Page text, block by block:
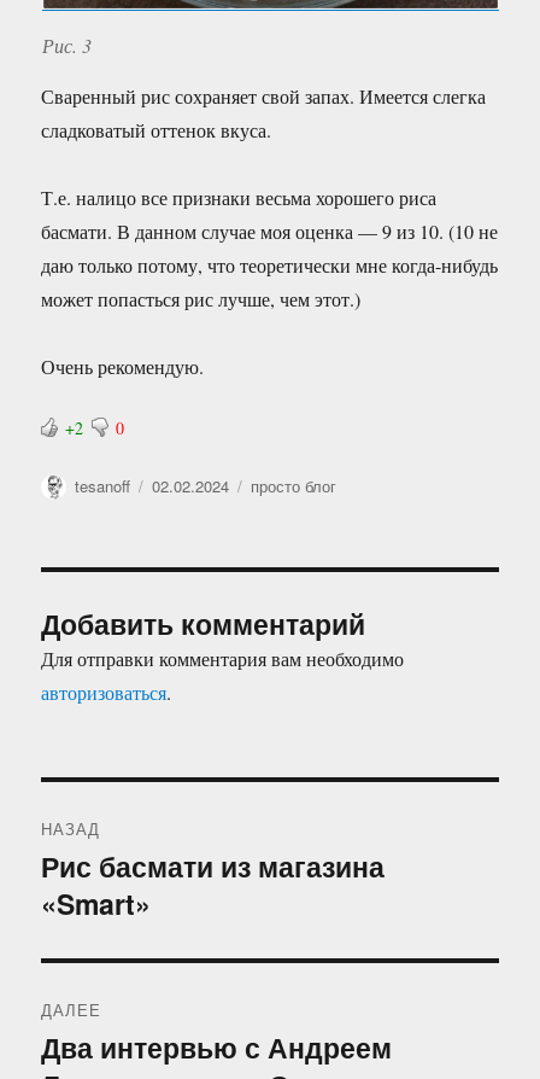
Рис. 3
Сваренный рис сохраняет свой запах. Имеется слегка
сладковатый оттенок вкуса.
Т.е. налицо все признаки весьма хорошего риса
басмати. В данном случае моя оценка — 9 из 10. (10 не
даю только потому, что теоретически мне когда-нибудь
может попасться рис лучше, чем этот.)
Очень рекомендую.
+2 0
Автор
tesanoff Опубликовано
02.02.2024 Рубрики
просто блог
Добавить комментарий
Для отправки комментария вам необходимо
авторизоваться.
по
записям
НАЗАД
Предыдущая
запись:
Рис басмати из магазина
«Smart»
ДАЛЕЕ
Следующая
Два интервью с Андреем